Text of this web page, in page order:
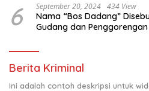
6 September 20, 2024 434 View
Nama “Bos Dadang”
Gudang dan
Berita Kriminal
Ini adalah contoh deskripsi untuk